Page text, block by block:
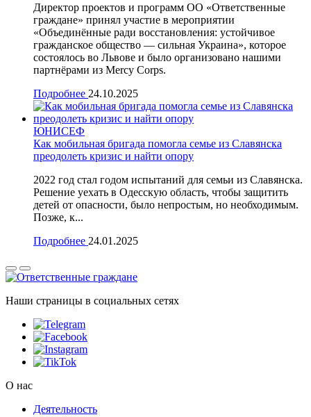
Директор проектов и программ ОО «Ответственные
граждане» принял участие в мероприятии
«Объединённые ради восстановления: устойчивое
гражданское общество — сильная Украина», которое
состоялось во Львове и было организовано нашими
партнёрами из Mercy Corps.
Подробнее 24.10.2025
ЮНИСЕФ
Как мобильная бригада помогла семье из Славянска
преодолеть кризис и найти опору
2022 год стал годом испытаний для семьи из Славянска.
Решение уехать в Одесскую область, чтобы защитить
детей от опасности, было непростым, но необходимым.
Позже, к...
Подробнее 24.01.2025
Наши страницы в социальных сетях
О нас
Деятельность